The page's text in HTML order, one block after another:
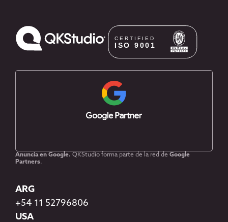
Anuncia en Google. QKStudio forma parte de la red de Google
Partners.
ARG
+54 11 52796806
USA